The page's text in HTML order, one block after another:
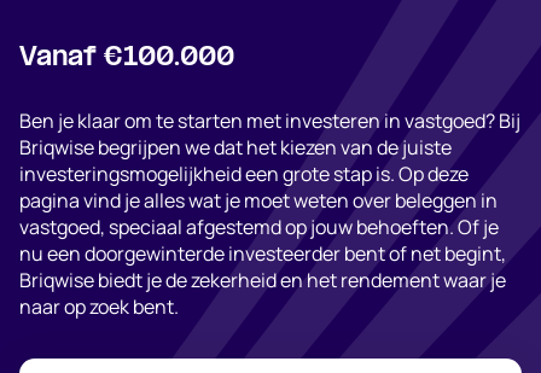
Vanaf €100.000
Ben je klaar om te starten met investeren in vastgoed? Bij
Briqwise begrijpen we dat het kiezen van de juiste
investeringsmogelijkheid een grote stap is. Op deze
pagina vind je alles wat je moet weten over beleggen in
vastgoed, speciaal afgestemd op jouw behoeften. Of je
nu een doorgewinterde investeerder bent of net begint,
Briqwise biedt je de zekerheid en het rendement waar je
naar op zoek bent.